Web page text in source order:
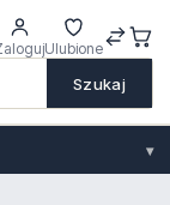
Szukaj
Ulubione
▾